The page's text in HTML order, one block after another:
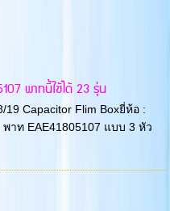
พาทนี้ใช้ได้ 23 รุ่น
Capacitor Flim Boxยี่ห้อ :
าท EAE41805107 แบบ 3 หัว